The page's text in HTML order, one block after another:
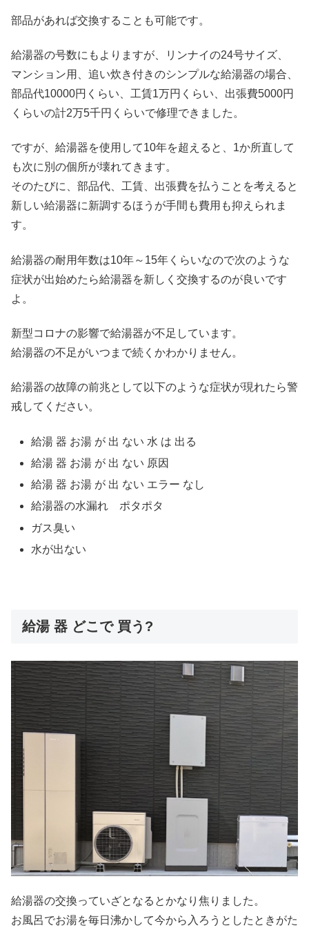
部品があれば交換することも可能です。
給湯器の号数にもよりますが、リンナイの24号サイズ、
マンション用、追い炊き付きのシンプルな給湯器の場合、
部品代10000円くらい、工賃1万円くらい、出張費5000円
くらいの計2万5千円くらいで修理できました。
ですが、給湯器を使用して10年を超えると、1か所直して
も次に別の個所が壊れてきます。
そのたびに、部品代、工賃、出張費を払うことを考えると
新しい給湯器に新調するほうが手間も費用も抑えられま
す。
給湯器の耐用年数は10年～15年くらいなので次のような
症状が出始めたら給湯器を新しく交換するのが良いです
よ。
新型コロナの影響で給湯器が不足しています。
給湯器の不足がいつまで続くかわかりません。
給湯器の故障の前兆として以下のような症状が現れたら警
戒してください。
給湯 器 お湯 が 出 ない 水 は 出る
給湯 器 お湯 が 出 ない 原因
給湯 器 お湯 が 出 ない エラー なし
給湯器の水漏れ ポタポタ
ガス臭い
水が出ない
給湯 器 どこで 買う?
給湯器の交換っていざとなるとかなり焦りました。
お風呂でお湯を毎日沸かして今から入ろうとしたときがた